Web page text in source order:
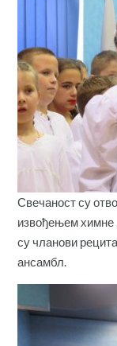
Свечаност су
извођењем химне
су чланови
ансамбл.